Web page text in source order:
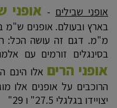
אופני שבילים - אופני
מ"מ. דגם זה עושה הכל:
בסינגלים זורמים עם
אופני הרים אלו הינם
הרוכבים על אופנים אלו
יצויידו בגלגלי 27.5" ו 29"